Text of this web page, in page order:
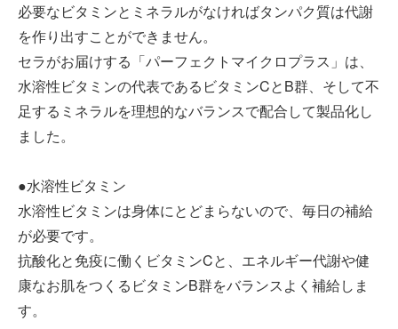
必要なビタミンとミネラルがなければタンパク質は代謝
を作り出すことができません。
セラがお届けする「パーフェクトマイクロプラス」は、
水溶性ビタミンの代表であるビタミンCとB群、そして不
足するミネラルを理想的なバランスで配合して製品化し
ました。
●水溶性ビタミン
水溶性ビタミンは身体にとどまらないので、毎日の補給
が必要です。
抗酸化と免疫に働くビタミンCと、エネルギー代謝や健
康なお肌をつくるビタミンB群をバランスよく補給しま
す。